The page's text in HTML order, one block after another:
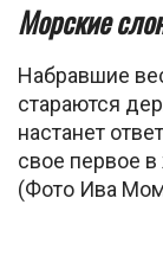
Морские
Набравшие
стараются
настанет
свое первое
(Фото Ива